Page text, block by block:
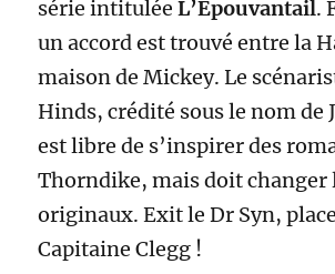
série intituléeL’Epouvantail.
un accord est trouvé entre la
maison de Mickey. Le
Hinds, crédité sous le nom de
est libre de s’inspirer des
Thorndike, mais doit changer
originaux. Exit le Dr Syn,
Capitaine Clegg !